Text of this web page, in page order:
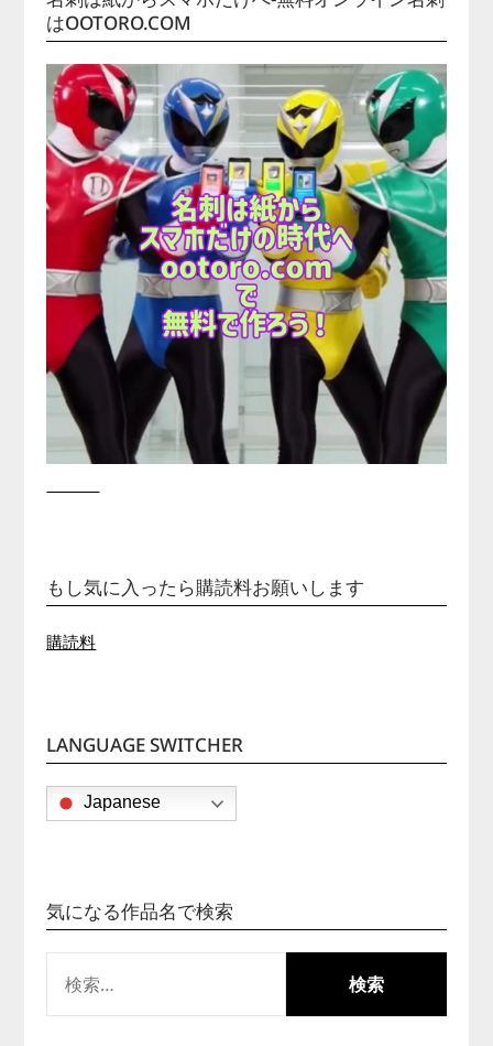
はOOTORO.COM
もし気に入ったら購読料お願いします
購読料
LANGUAGE SWITCHER
Japanese
気になる作品名で検索
索: